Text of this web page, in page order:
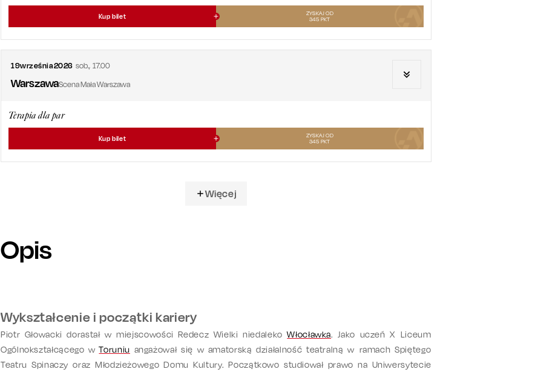
Kup bilet
ZYSKAJ OD
345 PKT
19września2026 sob., 17.00
WarszawaScena Mała Warszawa
Terapia dla par
Kup bilet
ZYSKAJ OD
345 PKT
Więcej
Opis
Wykształcenie i początki kariery
Piotr Głowacki dorastał w miejscowości Redecz Wielki niedalekoWłocławka. Jako uczeń X Liceum
Ogólnokształcącego wToruniu angażował się w amatorską działalność teatralną w ramach Spiętego
Teatru Spinaczy oraz Młodzieżowego Domu Kultury. Początkowo studiował prawo na Uniwersytecie